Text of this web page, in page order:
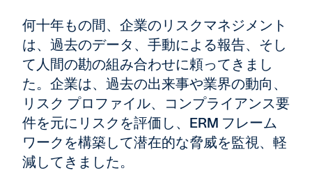
何十年もの間、企業のリスクマネジメント
は、過去のデータ、手動による報告、そし
て人間の勘の組み合わせに頼ってきまし
た。企業は、過去の出来事や業界の動向、
リスク プロファイル、コンプライアンス要
件を元にリスクを評価し、ERM フレーム
ワークを構築して潜在的な脅威を監視、軽
減してきました。